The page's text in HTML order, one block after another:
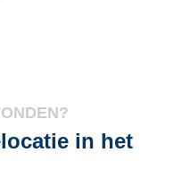
in het